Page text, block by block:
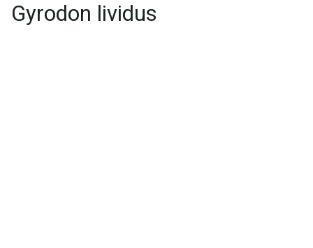
Gyrodon lividus